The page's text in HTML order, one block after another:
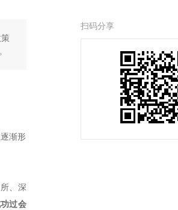
渐形
、深
过会
扫码分享